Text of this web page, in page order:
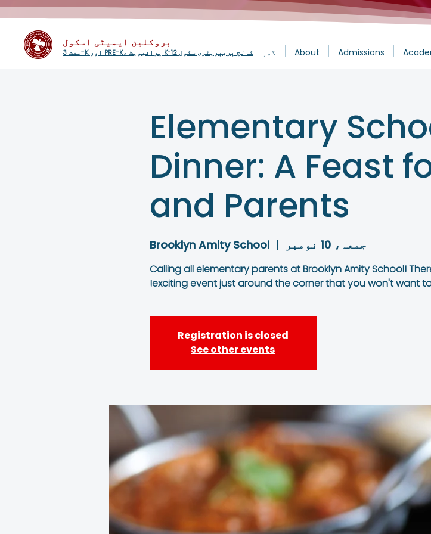
بروکلین ایمیٹی اسکول
مفت 3-K اور PRE-K، پرائیویٹ K-12 کالج پریپریٹری سکول گھر About Admissions
Elementary
Dinner: A Feast
and Parents
جمعہ، 10 نومبر
  |
Brooklyn Amity School
Calling all elementary parents at Brooklyn Amity School!
exciting event just around the corner that you won't want to
Registration is closed
See other events